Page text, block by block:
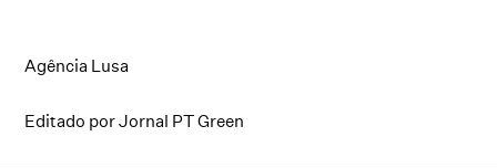
Agência Lusa
Editado por Jornal PT Green